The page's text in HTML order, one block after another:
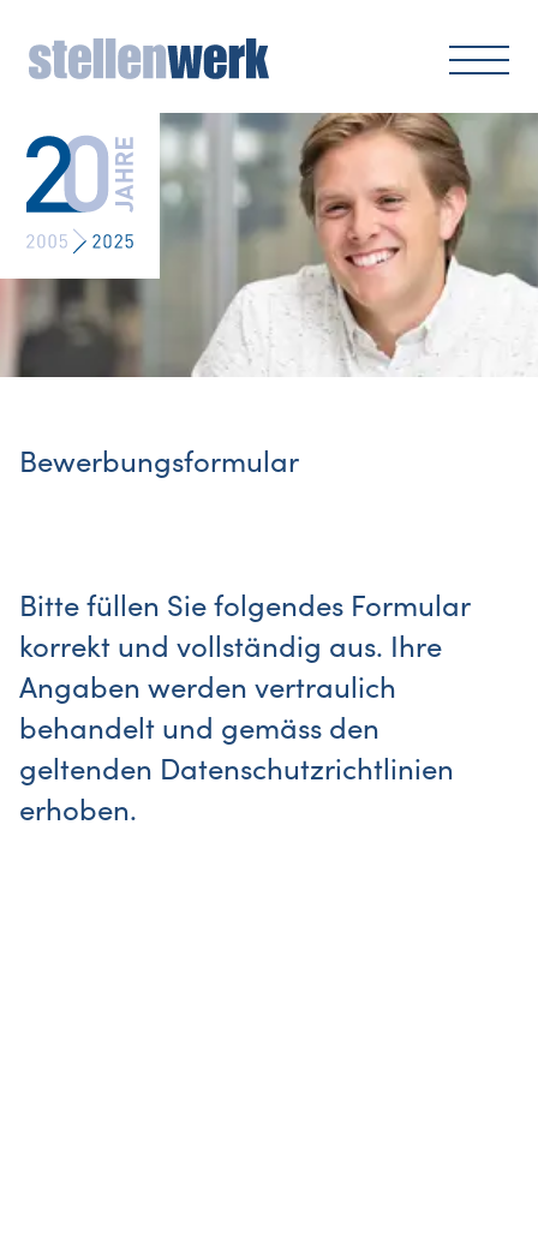
Bewerbungsformular
Bitte füllen Sie folgendes Formular
korrekt und vollständig aus. Ihre
Angaben werden vertraulich
behandelt und gemäss den
geltenden Datenschutzrichtlinien
erhoben.